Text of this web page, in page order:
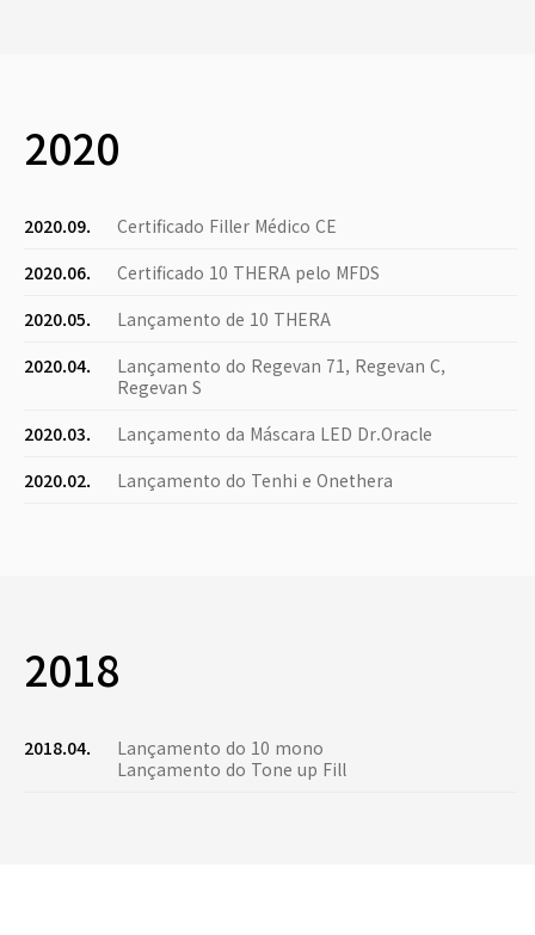
2020
2020.09.
Certificado Filler Médico CE
2020.06.
Certificado 10 THERA pelo MFDS
2020.05.
Lançamento de 10 THERA
2020.04.
Lançamento do Regevan 71, Regevan C,
Regevan S
2020.03.
Lançamento da Máscara LED Dr.Oracle
2020.02.
Lançamento do Tenhi e Onethera
2018
2018.04.
Lançamento do 10 mono
Lançamento do Tone up Fill